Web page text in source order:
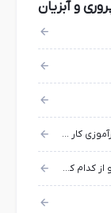
و آبزیان
به چه شکل میتوانم در شرکت بازرگانی به صورت کارآموزی کار کنم؟
میزان واردات و مبدا های وارداتی قهوه چقدر هست و از کدام کشور هاست؟